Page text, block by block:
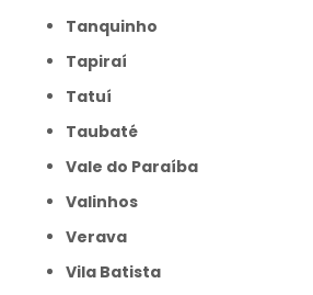
Tanquinho
Tapiraí
Tatuí
Taubaté
Vale do Paraíba
Valinhos
Verava
Vila Batista